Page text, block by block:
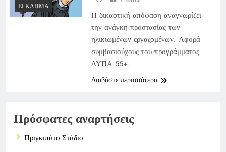
ΈΓΚΛΗΜΑ
Η δικαστική απόφαση αναγνωρίζει
την ανάγκη προστασίας των
ηλικιωμένων εργαζομένων. Αφορά
συμβασιούχους του προγράμματος
ΔΥΠΑ 55+.
Διαβάστε περισσότερα
Πρόσφατες αναρτήσεις
Πριγκιπάτο Στάδιο